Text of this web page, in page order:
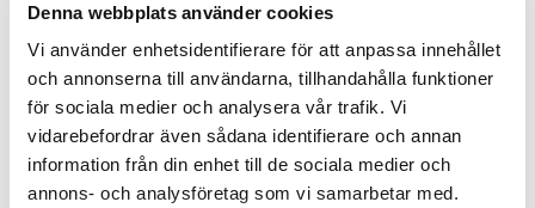
Denna webbplats använder cookies
Vi använder enhetsidentifierare för att anpassa innehållet
och annonserna till användarna, tillhandahålla funktioner
för sociala medier och analysera vår trafik. Vi
vidarebefordrar även sådana identifierare och annan
information från din enhet till de sociala medier och
annons- och analysföretag som vi samarbetar med.
På onsdag kl. 09 – 09.45 är det
konstnärspresentation med Roxanne Everett och
Trapper Robbins, våra nu boende konstnärer i
Folkes Ateljé.
Bägge två kommer från USA så presentationen
kommer att vara på engelska.
Från kl. 08.30 – 10.00 samma dag är det också